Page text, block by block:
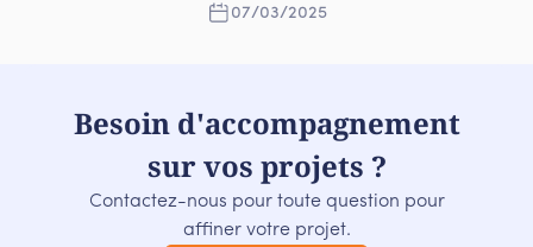
07/03/2025
Besoin d'accompagnement
sur vos projets ?
Contactez-nous pour toute question pour
affiner votre projet.